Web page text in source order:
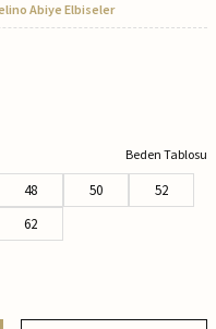
Abiye Elbiseler
Beden Tablosu
48 50
52
62